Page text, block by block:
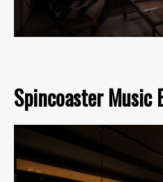
Spincoaster Music